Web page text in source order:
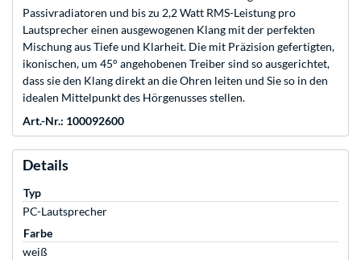
Passivradiatoren und bis zu 2,2 Watt RMS-Leistung pro
Lautsprecher einen ausgewogenen Klang mit der perfekten
Mischung aus Tiefe und Klarheit. Die mit Präzision gefertigten,
ikonischen, um 45° angehobenen Treiber sind so ausgerichtet,
dass sie den Klang direkt an die Ohren leiten und Sie so in den
idealen Mittelpunkt des Hörgenusses stellen.
Art.-Nr.: 100092600
Details
Typ
PC-Lautsprecher
Farbe
weiß